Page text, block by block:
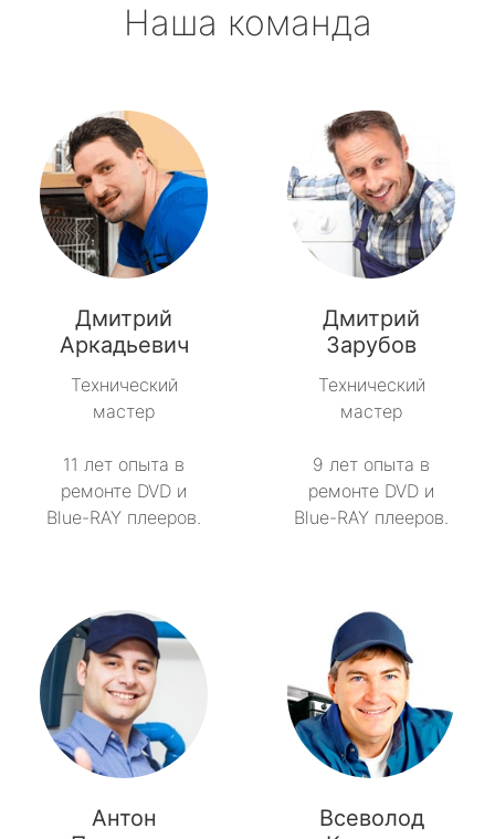
Наша команда
Дмитрий
Аркадьевич
Технический
мастер
11 лет опыта в
ремонте DVD и
Blue-RAY плееров.
Дмитрий
Зарубов
Технический
мастер
9 лет опыта в
ремонте DVD и
Blue-RAY плееров.
Антон
Всеволод